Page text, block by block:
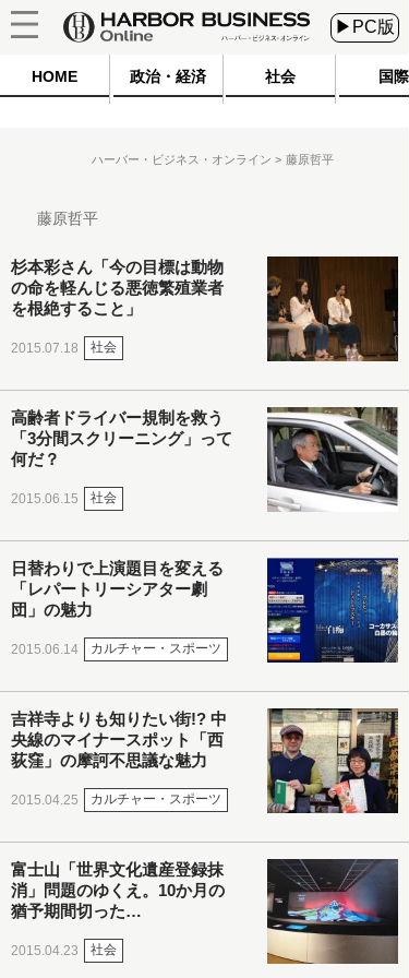
▶PC版
HOME 政治・経済 社会 国際
ハーバー・ビジネス・オンライン 藤原哲平
藤原哲平
杉本彩さん「今の目標は動物
の命を軽んじる悪徳繁殖業者
を根絶すること」
2015.07.18 社会
高齢者ドライバー規制を救う
「3分間スクリーニング」って
何だ？
2015.06.15 社会
日替わりで上演題目を変える
「レパートリーシアター劇
団」の魅力
2015.06.14 カルチャー・スポーツ
吉祥寺よりも知りたい街!? 中
央線のマイナースポット「西
荻窪」の摩訶不思議な魅力
2015.04.25 カルチャー・スポーツ
富士山「世界文化遺産登録抹
消」問題のゆくえ。10か月の
猶予期間切った…
2015.04.23 社会